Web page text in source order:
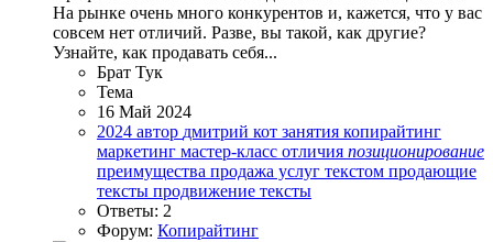
На рынке очень много конкурентов и, кажется, что у вас
совсем нет отличий. Разве, вы такой, как другие?
Узнайте, как продавать себя...
Брат Тук
Тема
16 Май 2024
2024 автор дмитрий кот занятия копирайтинг
маркетинг мастер-класс отличия позиционирование
преимущества продажа услуг текстом продающие
тексты продвижение тексты
Ответы: 2
Форум: Копирайтинг